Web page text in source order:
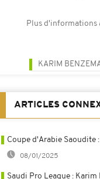
Plus d'informations
KARIM
ARTICLES
Coupe d'Arabie
08/01/2025
Saudi Pro League :